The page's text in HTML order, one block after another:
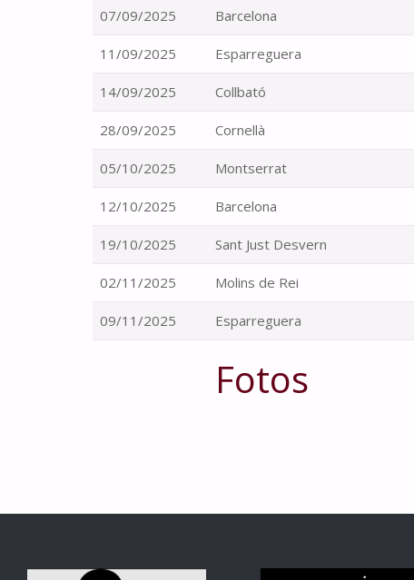
07/09/2025 Barcelona
11/09/2025 Esparreguera
14/09/2025 Collbató
28/09/2025 Cornellà
05/10/2025 Montserrat
12/10/2025 Barcelona
19/10/2025 Sant Just Desvern
02/11/2025 Molins de Rei
09/11/2025 Esparreguera
Fotos